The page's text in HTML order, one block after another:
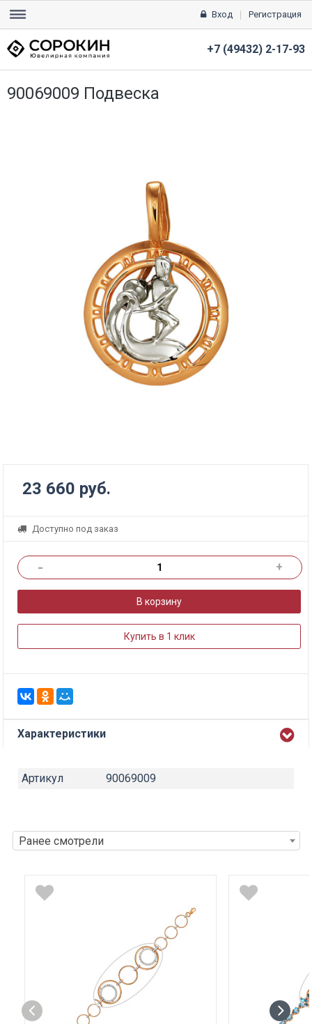
Вход Регистрация
+7 (49432) 2-17-93
90069009 Подвеска
23 660 руб.
Доступно под заказ
- +
В корзину
Купить в 1 клик
Характеристики
Артикул 90069009
Ранее смотрели